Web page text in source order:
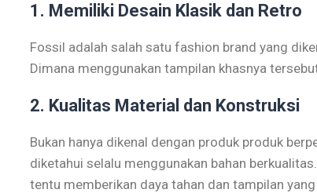
1. Memiliki Desain Klasik dan Retro
Fossil adalah salah satu fashion brand yang
Dimana menggunakan tampilan khasnya
2. Kualitas Material dan Konstruksi
Bukan hanya dikenal dengan produk produk
diketahui selalu menggunakan bahan
tentu memberikan daya tahan dan tampilan